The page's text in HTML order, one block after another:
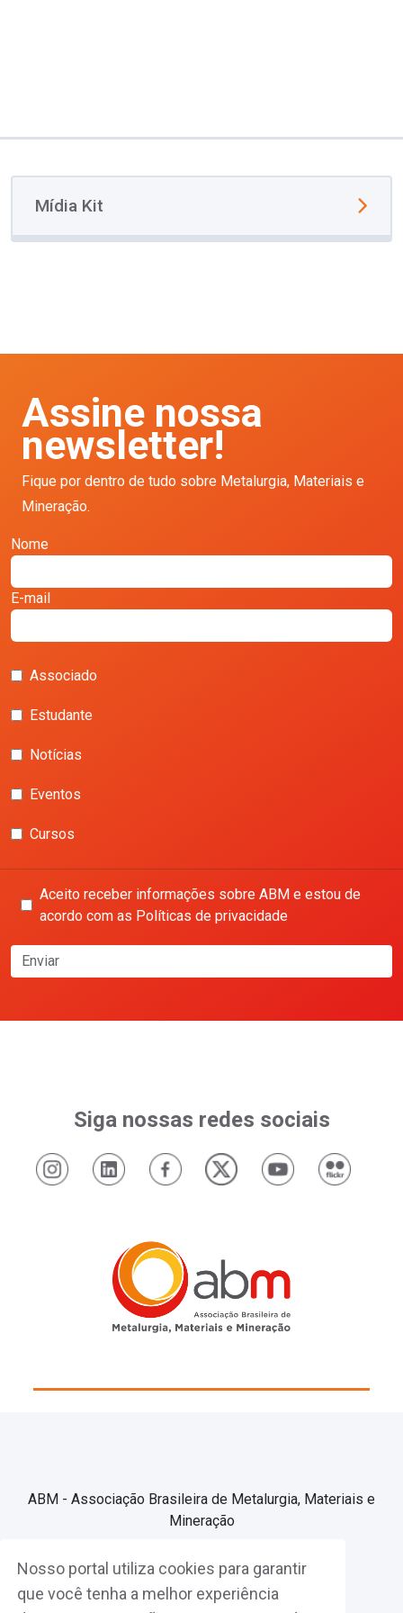
Nosso portal utiliza cookies para garantir
que você tenha a melhor experiência
Mídia Kit
Assine nossa
newsletter!
Fique por dentro de tudo sobre Metalurgia, Materiais e
Mineração.
Nome
E-mail
Associado
Estudante
Notícias
Eventos
Cursos
Aceito receber informações sobre ABM e estou de
acordo com as Políticas de privacidade
Enviar
Siga nossas redes sociais
ABM - Associação Brasileira de Metalurgia, Materiais e
Mineração
Associe-se